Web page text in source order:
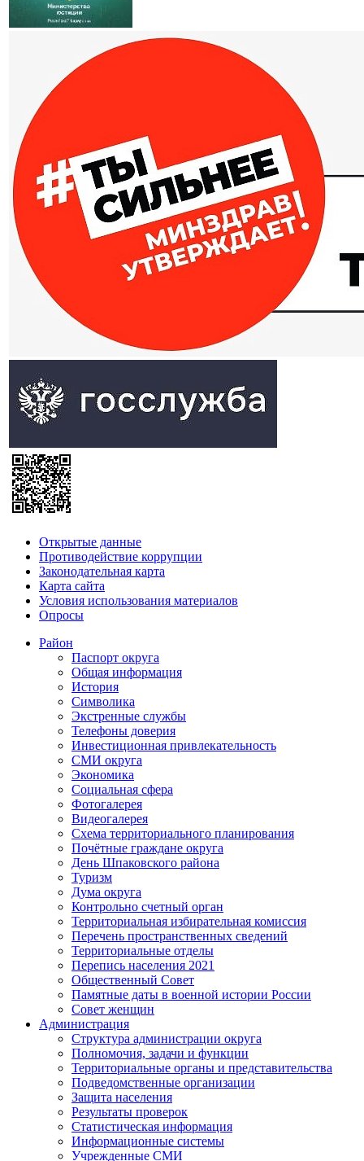
Открытые данные
Противодействие коррупции
Законодательная карта
Карта сайта
Условия использования материалов
Опросы
Район
Паспорт округа
Общая информация
История
Символика
Экстренные службы
Телефоны доверия
Инвестиционная привлекательность
СМИ округа
Экономика
Социальная сфера
Фотогалерея
Видеогалерея
Схема территориального планирования
Почётные граждане округа
День Шпаковского района
Туризм
Дума округа
Контрольно счетный орган
Территориальная избирательная комиссия
Перечень пространственных сведений
Территориальные отделы
Перепись населения 2021
Общественный Совет
Памятные даты в военной истории России
Совет женщин
Администрация
Структура администрации округа
Полномочия, задачи и функции
Территориальные органы и представительства
Подведомственные организации
Защита населения
Результаты проверок
Статистическая информация
Информационные системы
Учрежденные СМИ